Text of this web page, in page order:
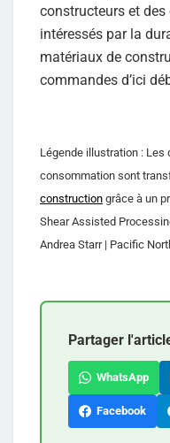
constructeurs et
intéressés par la
matériaux de
commandes d’ici
Légende illustration : Les
consommation sont
construction grâce à un
Shear Assisted
Andrea Starr | Pacific
Partager
WhatsApp
Facebook